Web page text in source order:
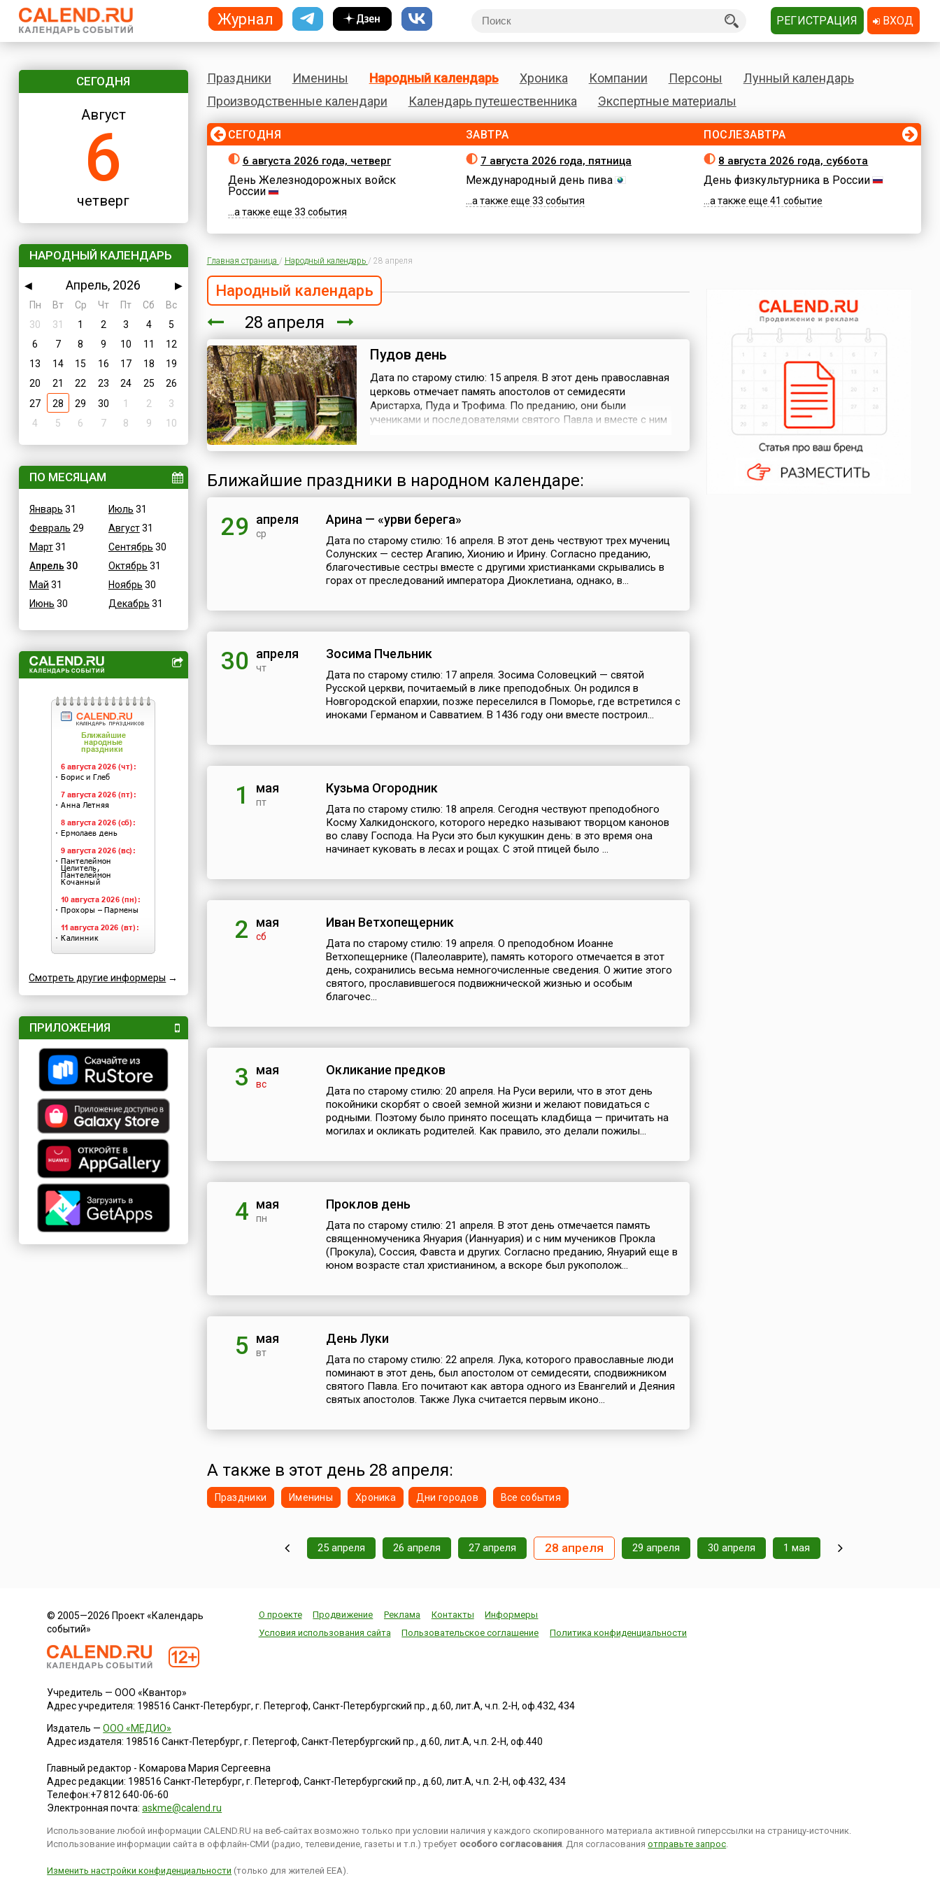
СЕГОДНЯ
Август
6
четверг
НАРОДНЫЙ КАЛЕНДАРЬ
◀ Апрель, 2026
▶
Пн
Вт Ср Чт Пт Сб
Вс
30
31 1 2 3 4
5
6
7 8 9 10 11
12
13
14 15 16 17 18
19
20
21 22 23 24 25
26
27
28 29 30 1 2
3
4
5 6 7 8 9 10
ПО МЕСЯЦАМ
Январь 31
Февраль 29
Март31
Апрель 30
Май 31
Июнь 30
Июль 31
Август31
Сентябрь 30
Октябрь 31
Ноябрь 30
Декабрь 31
Смотреть другие информеры →
ПРИЛОЖЕНИЯ
Праздники Именины Народный календарь Хроника Компании Персоны
Лунный календарь
Производственные календари
Календарь путешественника Экспертные материалы
СЕГОДНЯ
6 августа 2026 года, четверг
День Железнодорожных войск
России
...а также еще 33 события
ЗАВТРА
7 августа 2026 года, пятница
Международный день пива
...а также еще 33 события
ПОСЛЕЗАВТРА
8 августа 2026 года, суббота
День физкультурника в России
...а также еще 41 событие
Главная страница / Народный календарь / 28 апреля
Народный календарь
28 апреля
Пудов день
Дата по старому стилю: 15 апреля. В этот день православная
церковь отмечает память апостолов от семидесяти
Аристарха, Пуда и Трофима. По преданию, они были
учениками и последователями святого Павла и вместе с ним
к концу апреля п...
Ближайшие праздники в народном календаре:
29 апреля
ср
Арина — «урви берега»
Дата по старому стилю: 16 апреля. В этот день чествуют трех мучениц
Солунских — сестер Агапию, Хионию и Ирину. Согласно преданию,
благочестивые сестры вместе с другими христианками скрывались в
горах от преследований императора Диоклетиана, однако, в...
30 апреля
чт
Зосима Пчельник
Дата по старому стилю: 17 апреля. Зосима Соловецкий — святой
Русской церкви, почитаемый в лике преподобных. Он родился в
Новгородской епархии, позже переселился в Поморье, где встретился с
иноками Германом и Савватием. В 1436 году они вместе построил...
1 мая
пт
Кузьма Огородник
Дата по старому стилю: 18 апреля. Сегодня чествуют преподобного
Косму Халкидонского, которого нередко называют творцом канонов
во славу Господа. На Руси это был кукушкин день: в это время она
начинает куковать в лесах и рощах. С этой птицей было ...
2 мая
сб
Иван Ветхопещерник
Дата по старому стилю: 19 апреля. О преподобном Иоанне
Ветхопещернике (Палеолаврите), память которого отмечается в этот
день, сохранились весьма немногочисленные сведения. О житие этого
святого, прославившегося подвижнической жизнью и особым
благочес...
3 мая
вс
Окликание предков
Дата по старому стилю: 20 апреля. На Руси верили, что в этот день
покойники скорбят о своей земной жизни и желают повидаться с
родными. Поэтому было принято посещать кладбища — причитать на
могилах и окликать родителей. Как правило, это делали пожилы...
4 мая
пн
Проклов день
Дата по старому стилю: 21 апреля. В этот день отмечается память
священномученика Януария (Ианнуария) и с ним мучеников Прокла
(Прокула), Соссия, Фавста и других. Согласно преданию, Януарий еще в
юном возрасте стал христианином, а вскоре был рукополож...
5 мая
вт
День Луки
Дата по старому стилю: 22 апреля. Лука, которого православные люди
поминают в этот день, был апостолом от семидесяти, сподвижником
святого Павла. Его почитают как автора одного из Евангелий и Деяния
святых апостолов. Также Лука считается первым иконо...
А также в этот день 28 апреля:
Праздники Именины Хроника Дни городов Все события
25 апреля 26 апреля 27 апреля 28 апреля 29 апреля 30 апреля 1 мая
© 2005—2026 Проект «Календарь
событий»
О проекте Продвижение Реклама Контакты
Информеры
Условия использования сайта
Пользовательское соглашение Политика конфиденциальности
Учредитель — ООО «Квантор»
Адрес учредителя: 198516 Санкт-Петербург, г. Петергоф, Санкт-Петербургский пр., д.60, лит.А, ч.п. 2-Н, оф.432, 434
Издатель —ООО «МЕДИО»
Адрес издателя: 198516 Санкт-Петербург, г. Петергоф, Санкт-Петербургский пр., д.60, лит.А, ч.п. 2-Н, оф.440
Главный редактор - Комарова Мария Сергеевна
Адрес редакции: 198516 Санкт-Петербург, г. Петергоф,Санкт-Петербургский пр., д.60, лит.А, ч.п. 2-Н, оф.432, 434
Телефон:+7 812 640-06-60
Электронная почта:askme@calend.ru
Использование любой информации CALEND.RU на веб-сайтах возможно только при условии наличия у каждого скопированного материала активной гиперссылки на страницу-источник.
Использование информации сайта в оффлайн-СМИ (радио, телевидение, газеты и т.п.) требует особого согласования. Для согласованияотправьте запрос.
Изменить настройки конфиденциальности (только для жителей EEA).
Журнал РЕГИСТРАЦИЯ ВХОД